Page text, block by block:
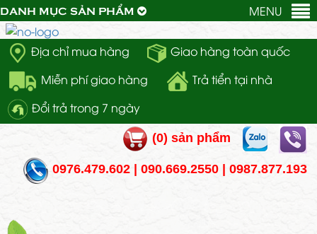
Địa chỉ mua hàng
Giao hàng toàn quốc
Miễn phí giao hàng
Trả tiển tại nhà
Đổi trả trong 7 ngày
(0) sản phẩm
0976.479.602 | 090.669.2550 | 0987.877.193
MENU
DANH MỤC SẢN PHẨM